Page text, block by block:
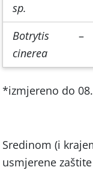
sp.
Botrytis
cinerea
–
*izmjereno do
Sredinom (i
usmjerene